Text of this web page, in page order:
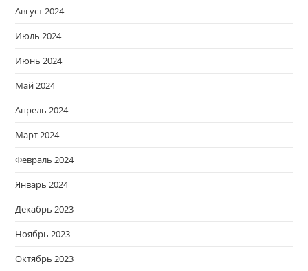
Август 2024
Июль 2024
Июнь 2024
Май 2024
Апрель 2024
Март 2024
Февраль 2024
Январь 2024
Декабрь 2023
Ноябрь 2023
Октябрь 2023